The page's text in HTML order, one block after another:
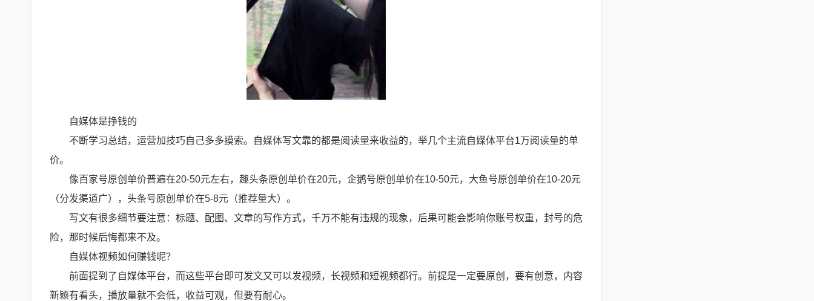
自媒体是挣钱的
不断学习总结，运营加技巧自己多多摸索。自媒体写文靠的都是阅读量来收益的，举几个主流自媒体平台1万阅读量的单
价。
像百家号原创单价普遍在20-50元左右，趣头条原创单价在20元，企鹅号原创单价在10-50元，大鱼号原创单价在10-20元
（分发渠道广），头条号原创单价在5-8元（推荐量大）。
写文有很多细节要注意：标题、配图、文章的写作方式，千万不能有违规的现象，后果可能会影响你账号权重，封号的危
险，那时候后悔都来不及。
自媒体视频如何赚钱呢？
前面提到了自媒体平台，而这些平台即可发文又可以发视频，长视频和短视频都行。前提是一定要原创，要有创意，内容
新颖有看头，播放量就不会低，收益可观，但要有耐心。